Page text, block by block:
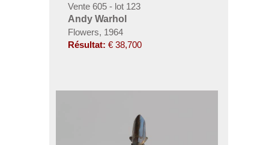
Vente 605 - lot 123
Andy Warhol
Flowers, 1964
Résultat: € 38,700